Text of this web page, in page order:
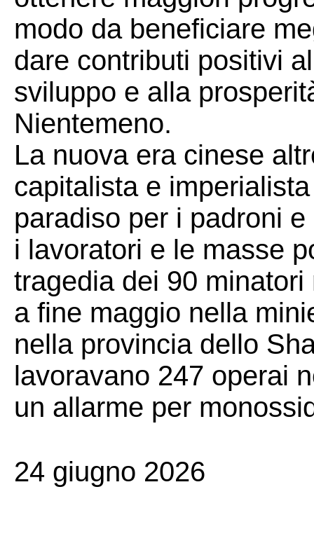
modo da beneficiare
dare contributi positivi
sviluppo e alla
Nientemeno.
La nuova era cinese
capitalista e
paradiso per i padroni
i lavoratori e le masse
tragedia dei 90
a fine maggio nella
nella provincia dello
lavoravano 247 operai
un allarme per
24 giugno 2026